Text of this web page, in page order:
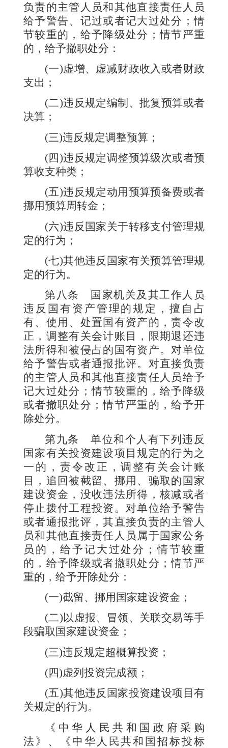
负责的主管人员和其他直接责任人员
给予警告、记过或者记大过处分；情
节较重的，给予降级处分；情节严重
的，给予撤职处分：
(一)虚增、虚减财政收入或者财政
支出；
(二)违反规定编制、批复预算或者
决算；
(三)违反规定调整预算；
(四)违反规定调整预算级次或者预
算收支种类；
(五)违反规定动用预算预备费或者
挪用预算周转金；
(六)违反国家关于转移支付管理规
定的行为；
(七)其他违反国家有关预算管理规
定的行为。
第八条
国家机关及其工作人员
违反国有资产管理的规定，擅自占
有、使用、处置国有资产的，责令改
正，调整有关会计账目，限期退还违
法所得和被侵占的国有资产。对单位
给予警告或者通报批评。对直接负责
的主管人员和其他直接责任人员给予
记大过处分；情节较重的，给予降级
或者撤职处分；情节严重的，给予开
除处分。
第九条单位和个人有下列违反
国家有关投资建设项目规定的行为之
一的，责令改正，调整有关会计账
目，追回被截留、挪用、骗取的国家
建设资金，没收违法所得，核减或者
停止拨付工程投资。对单位给予警告
或者通报批评，其直接负责的主管人
员和其他直接责任人员属于国家公务
员的，给予记大过处分；情节较重
的，给予降级或者撤职处分；情节严
重的，给予开除处分：
(一)截留、挪用国家建设资金；
(二)以虚报、冒领、关联交易等手
段骗取国家建设资金；
(三)违反规定超概算投资；
(四)虚列投资完成额；
(五)其他违反国家投资建设项目有
关规定的行为。
《中华人民共和国政府采购
法》、《中华人民共和国招标投标